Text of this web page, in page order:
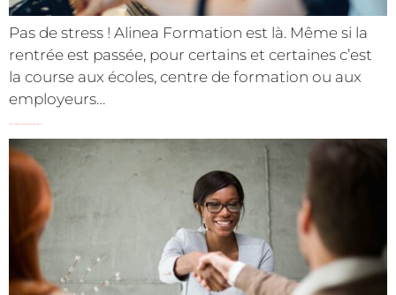
Pas de stress ! Alinea Formation est là. Même si la
rentrée est passée, pour certains et certaines c’est
la course aux écoles, centre de formation ou aux
employeurs…